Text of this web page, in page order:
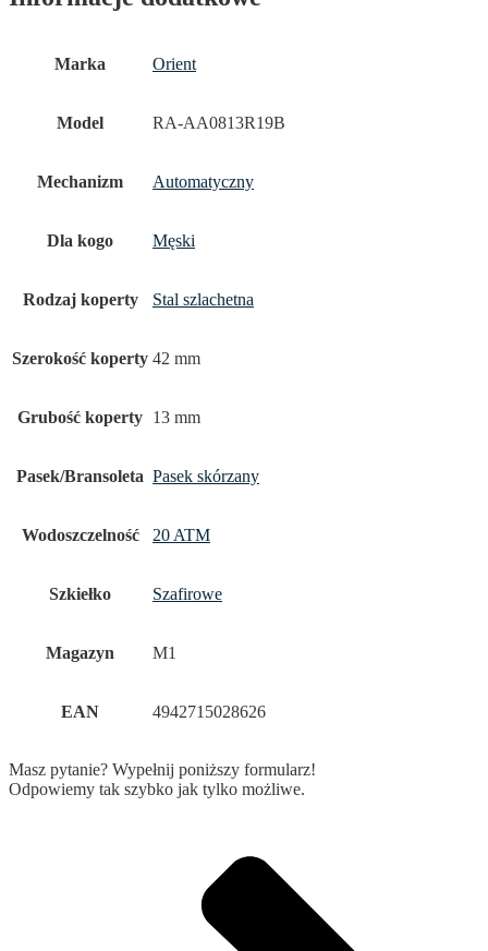
Marka Orient
Model RA-AA0813R19B
Mechanizm Automatyczny
Dla kogo Męski
Rodzaj koperty Stal szlachetna
Szerokość koperty 42 mm
Grubość koperty 13 mm
Pasek/Bransoleta Pasek skórzany
Wodoszczelność 20 ATM
Szkiełko Szafirowe
Magazyn M1
EAN 4942715028626
Masz pytanie? Wypełnij poniższy formularz!
Odpowiemy tak szybko jak tylko możliwe.